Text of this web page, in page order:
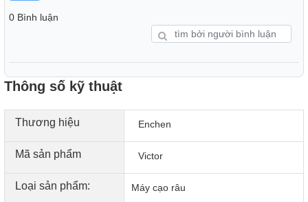
0 Bình luận
Thông số kỹ thuật
Thương hiệu Enchen
Mã sản phẩm Victor
Loại sản phẩm: Máy cạo râu